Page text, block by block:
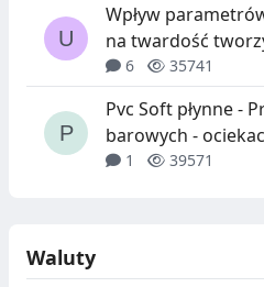
Wpływ
na twardość
6 35741
Pvc Soft płynne -
barowych -
1 39571
Waluty